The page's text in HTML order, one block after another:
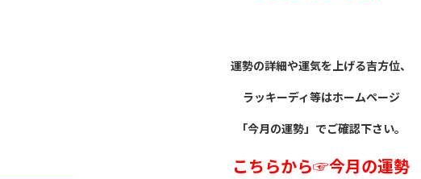
運勢の詳細や運気を上げる吉方位、
ラッキーディ等はホームページ
「今月の運勢」でご確認下さい。
こちらから☞今月の運勢